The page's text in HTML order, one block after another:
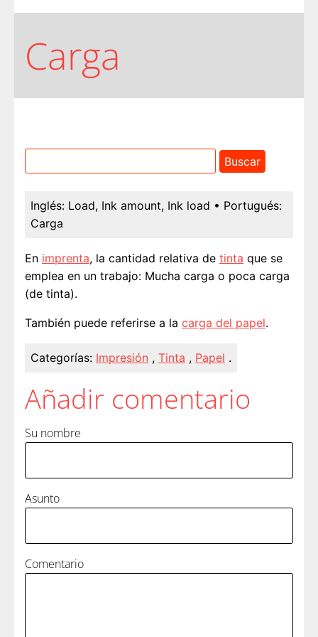
Carga
Inglés: Load, Ink amount, Ink load • Portugués:
Carga
En imprenta, la cantidad relativa de tinta que se
emplea en un trabajo: Mucha carga o poca carga
(de tinta).
También puede referirse a la carga del papel.
Categorías: Impresión , Tinta , Papel .
Añadir comentario
Su nombre
Asunto
Comentario